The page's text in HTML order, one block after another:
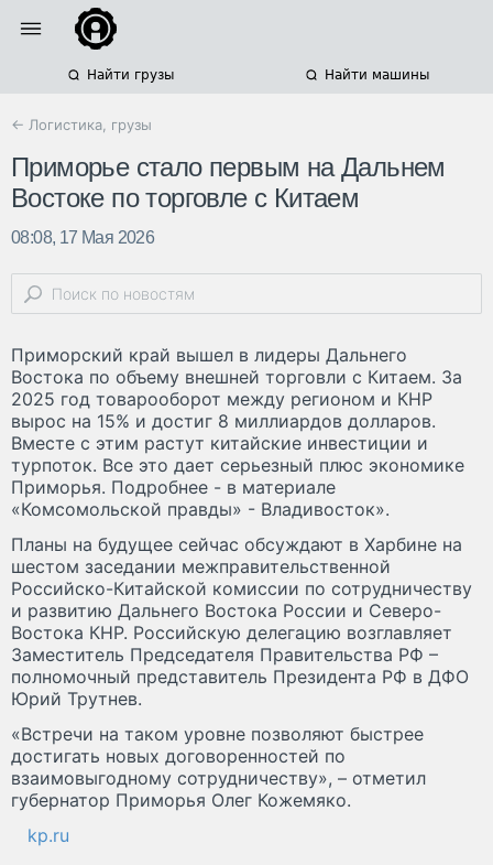
Найти грузы Найти машины
← Логистика, грузы
Приморье стало первым на Дальнем
Востоке по торговле с Китаем
08:08, 17 Мая 2026
Приморский край вышел в лидеры Дальнего
Востока по объему внешней торговли с Китаем. За
2025 год товарооборот между регионом и КНР
вырос на 15% и достиг 8 миллиардов долларов.
Вместе с этим растут китайские инвестиции и
турпоток. Все это дает серьезный плюс экономике
Приморья. Подробнее - в материале
«Комсомольской правды» - Владивосток».
Планы на будущее сейчас обсуждают в Харбине на
шестом заседании межправительственной
Российско-Китайской комиссии по сотрудничеству
и развитию Дальнего Востока России и Северо-
Востока КНР. Российскую делегацию возглавляет
Заместитель Председателя Правительства РФ –
полномочный представитель Президента РФ в ДФО
Юрий Трутнев.
«Встречи на таком уровне позволяют быстрее
достигать новых договоренностей по
взаимовыгодному сотрудничеству», – отметил
губернатор Приморья Олег Кожемяко.
kp.ru